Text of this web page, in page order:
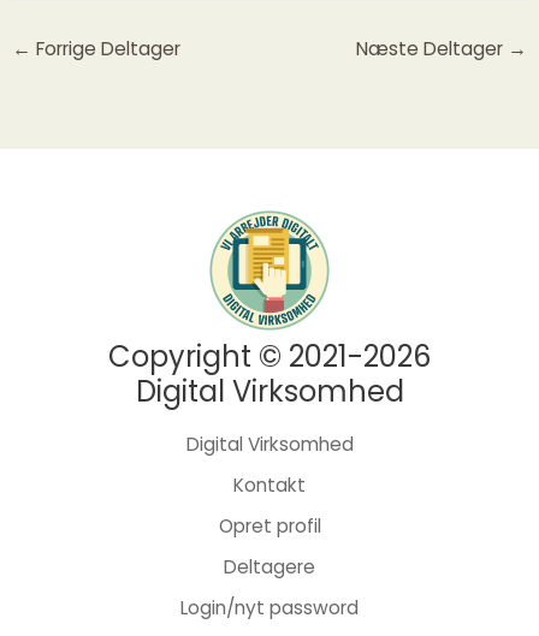
← Forrige Deltager Næste Deltager →
Copyright © 2021-2026
Digital Virksomhed
Digital Virksomhed
Kontakt
Opret profil
Deltagere
Login/nyt password